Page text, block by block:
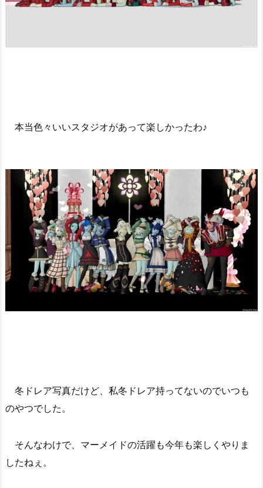
本当色々いいスタジオがあって楽しかったわ♪
冬ドレア写真だけど、私冬ドレア持ってないのでいつも
のやつでした。
そんなわけで、マーメイドの活躍も今年も楽しくやりま
したねぇ。